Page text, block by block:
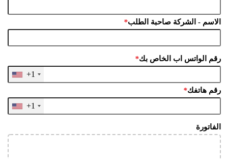
الاسم - الشركة صاحبة الطلب*
رقم هاتفك*
+1
رقم الواتس اب الخاص بك*
+1
الفاتورة